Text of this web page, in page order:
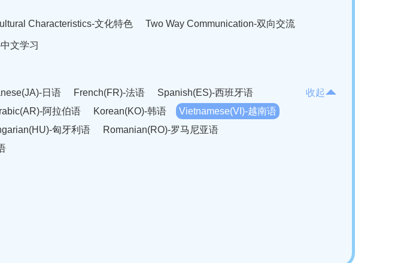
Characteristics-文化特色 Two Way Communication-双向交流
文学习
日语 French(FR)-法语
Spanish(ES)-西班牙语
阿拉伯语 Korean(KO)-韩语
Vietnamese(VI)-越南语
匈牙利语
Romanian(RO)-罗马尼亚语
收起